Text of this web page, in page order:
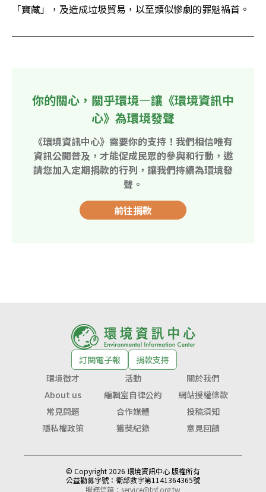
「寶藏」，及造成垃圾貿易，以至類似慘劇的罪魁禍首。
你的關心，關乎環境—讓《環境資訊中
心》為環境發聲
《環境資訊中心》需要你的支持！我們相信唯有
資訊公開普及，才能促成民眾的參與和行動，邀
請您加入定期捐款的行列，讓我們持續為環境發
聲。
前往捐款
訂閱電子報
捐款支持
環境徵才
活動
關於我們
About us
編輯室自律公約
網站授權條款
常見問題
合作媒體
投稿須知
隱私權政策
獲獎紀錄 意見回饋
© Copyright 2026 環境資訊中心 版權所有
公益勸募字號： 衛部救字第1141364365號
服務信箱： service@tnf.org.tw